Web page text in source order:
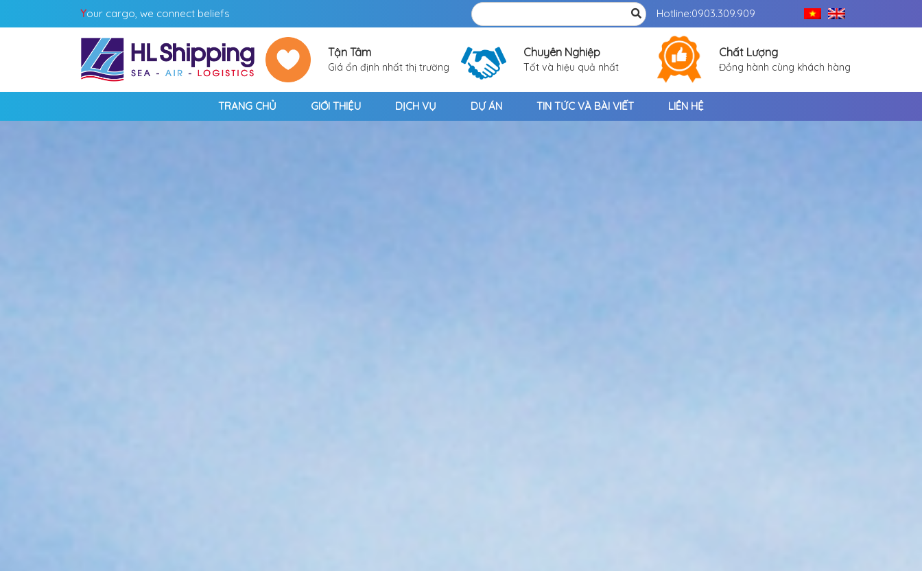
Your cargo, we connect beliefs Hotline:0903.309.909
Tận Tâm
Giá ổn định nhất thị trường
Chuyên Nghiệp
Tốt và hiệu quả nhất
Chất Lượng
Đồng hành cùng khách hàng
TRANG CHỦ GIỚI THIỆU DỊCH VỤ DỰ ÁN TIN TỨC VÀ BÀI VIẾT LIÊN HỆ